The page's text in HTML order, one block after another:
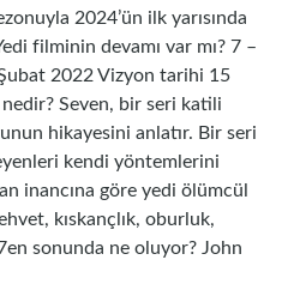
2024’ün ilk yarısında
filminin devamı var mı? 7 –
2022 Vizyon tarihi 15
Seven, bir seri katili
hikayesini anlatır. Bir seri
kendi yöntemlerini
inancına göre yedi ölümcül
kıskançlık, oburluk,
sonunda ne oluyor? John